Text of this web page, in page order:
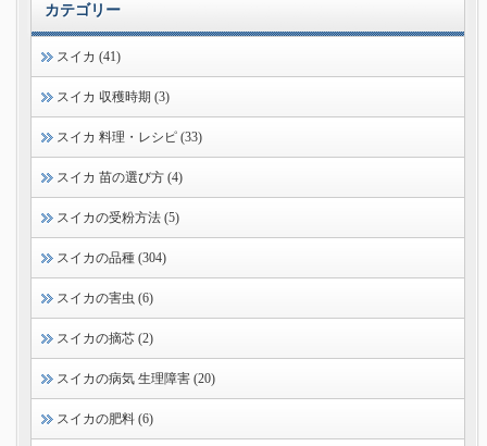
カテゴリー
スイカ (41)
スイカ 収穫時期 (3)
スイカ 料理・レシピ (33)
スイカ 苗の選び方 (4)
スイカの受粉方法 (5)
スイカの品種 (304)
スイカの害虫 (6)
スイカの摘芯 (2)
スイカの病気 生理障害 (20)
スイカの肥料 (6)